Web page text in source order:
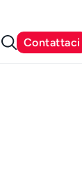
Contattaci